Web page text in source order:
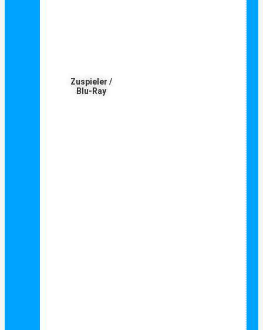
Zuspieler /
Blu-Ray